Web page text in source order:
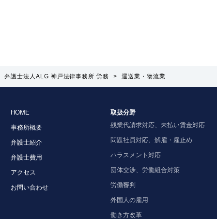
弁護士法人ALG 神戸法律事務所 労務 > 運送業・物流業
HOME
事務所概要
弁護士紹介
弁護士費用
アクセス
お問い合わせ
取扱分野
残業代請求対応、未払い賃金対応
問題社員対応、解雇・雇止め
ハラスメント対応
団体交渉、労働組合対策
労働審判
外国人の雇用
働き方改革